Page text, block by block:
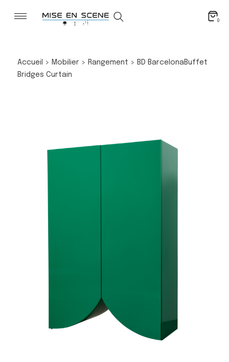
0
Accueil > Mobilier> Rangement > BD BarcelonaBuffet
Bridges Curtain